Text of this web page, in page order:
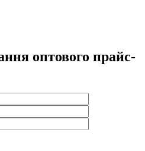
оптового прайс-